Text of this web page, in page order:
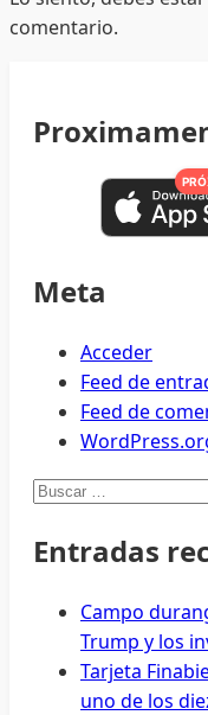
comentario.
Meta
Acceder
Feed de
Feed de
Buscar:
Entradas
Campo
Trump y los
Tarjeta
uno de los